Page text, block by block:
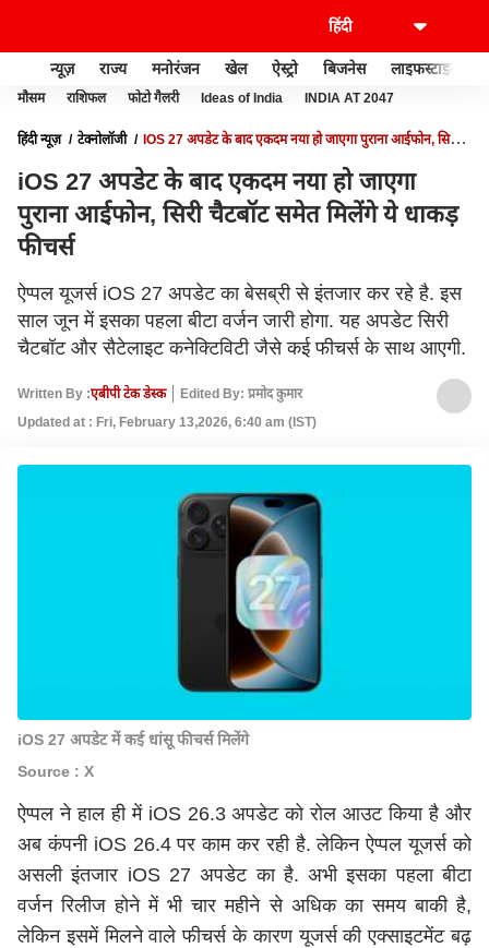
न्यूज़ राज्य मनोरंजन खेल ऐस्ट्रो बिजनेस लाइफस्टाइल
मौसम राशिफल फोटो गैलरी Ideas of India INDIA AT 2047
हिंदी न्यूज़ टेक्नोलॉजी
IOS 27 अपडेट के बाद एकदम नया हो जाएगा पुराना आईफोन, सिरी
iOS 27 अपडेट के बाद एकदम नया हो जाएगा
पुराना आईफोन, सिरी चैटबॉट समेत मिलेंगे ये धाकड़
फीचर्स
ऐप्पल यूजर्स iOS 27 अपडेट का बेसब्री से इंतजार कर रहे है. इस
साल जून में इसका पहला बीटा वर्जन जारी होगा. यह अपडेट सिरी
चैटबॉट और सैटेलाइट कनेक्टिविटी जैसे कई फीचर्स के साथ आएगी.
Written By :एबीपी टेक डेस्क
Edited By: प्रमोद कुमार
Updated at : Fri, February 13,2026, 6:40 am (IST)
iOS 27 अपडेट में कई धांसू फीचर्स मिलेंगे
Source : X
ऐप्पल ने हाल ही में iOS 26.3 अपडेटको रोल आउट किया है और
अब कंपनी iOS 26.4 पर काम कर रही है. लेकिन ऐप्पल यूजर्स को
असली इंतजार iOS 27 अपडेट का है. अभी इसका पहला बीटा
वर्जन रिलीज होने में भी चार महीने से अधिक का समय बाकी है,
लेकिन इसमें मिलने वाले फीचर्स के कारण यूजर्स की एक्साइटमेंट बढ़